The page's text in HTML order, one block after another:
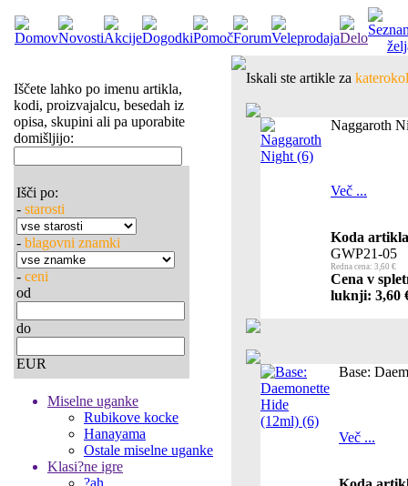
Iščete lahko po imenu artikla,
kodi, proizvajalcu, besedah iz
opisa, skupini ali pa uporabite
domišljijo:
Išči po:
- starosti
- blagovni znamki
- ceni
od
do
EUR
Miselne uganke
Rubikove kocke
Hanayama
Ostale miselne uganke
Klasi?ne igre
?ah
Iskali ste artikle za
Naggaroth
Več ...
Koda
GWP21-05
Redna cena: 3,60 €
Cena v
luknji: 3,60
Base:
Več ...